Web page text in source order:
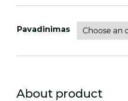
Pavadinimas
About product